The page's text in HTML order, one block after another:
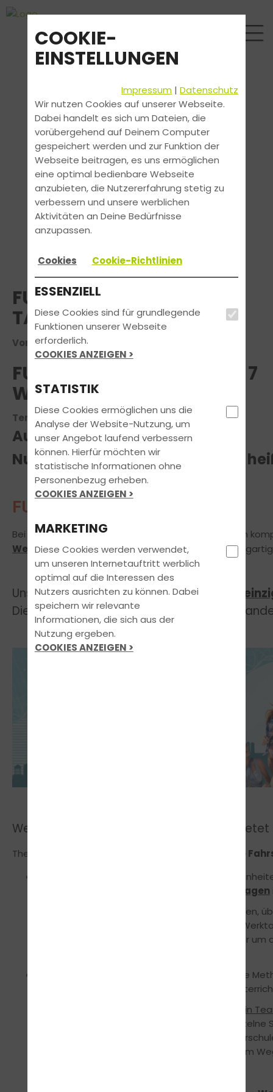
FUN LEARN "THEORIE IN 7
TAGEN"
Voraussichtlicher Termin am 21.10.2026
FUN LEARN KURS THEORIE 7
WERKTAGE
Termin ab dem 21.10.2026
Aufgepasst!
Nur bei traffic!- die Fahrschule
FUN LEARN
Bei uns erhalten alle Fahrschüler die Möglichkeit, den
Werktagenzu absolvieren und das nach dem
UnserFUN LEARN Konzept ist lizensiert und
Diese Art von Unterricht wirst du in keiner
Welche Vorteile und welchen Mehrwert
Theorieunterricht mit
bei traffic!-die
Du erlebst alle vorgeschriebenen
Werktagen
musst nicht wie in vielen anderen Fahrschulen,
zum Theorieunterricht, sondern bist binnen 7
bedeutet, du kannst dich somit zeitnah wieder um
Konzept fahren wir die
Wissen mit allen Sinnen und gestalten den
gemeinschaftlich in
eure Prüfung vorbereitet werdet. Da jeder einzelne
Bei traffic!-die
alles Schritt für Schritt gemeinsam... auf deinem
COOKIE-
EINSTELLUNGEN
Impressum |Datenschutz
Wir nutzen Cookies auf unserer Webseite.
Dabei handelt es sich um Dateien, die
vorübergehend auf Deinem Computer
gespeichert werden und zur Funktion der
Webseite beitragen, es uns ermöglichen
eine optimal bedienbare Webseite
anzubieten, die Nutzererfahrung stetig zu
verbessern und unsere werblichen
Aktivitäten an Deine Bedürfnisse
anzupassen.
Cookies Cookie-Richtlinien
ESSENZIELL
Diese Cookies sind für grundlegende
Funktionen unserer Webseite
erforderlich.
COOKIES ANZEIGEN >
STATISTIK
Diese Cookies ermöglichen uns die
Analyse der Website-Nutzung, um
unser Angebot laufend verbessern
können. Hierfür möchten wir
statistische Informationen ohne
Personenbezug erheben.
COOKIES ANZEIGEN >
MARKETING
Diese Cookies werden verwendet,
um unseren Internetauftritt werblich
optimal auf die Interessen des
Nutzers ausrichten zu können. Dabei
speichern wir relevante
Informationen, die sich aus der
Nutzung ergeben.
COOKIES ANZEIGEN >